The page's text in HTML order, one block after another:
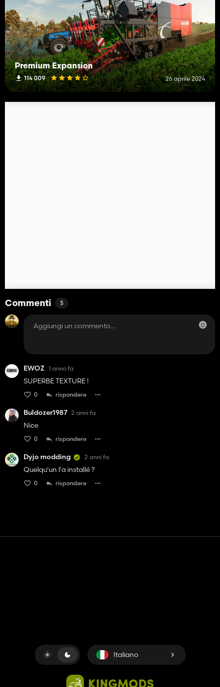
Premium Expansion
114 009 26 aprile 2024
Commenti 3
EWOZ 1 anno fa
SUPERBE TEXTURE !
0 rispondere
Buldozer1987 2 anni fa
Nice
0 rispondere
Dyjo modding 2 anni fa
Quelqu'un l'a installé ?
0 rispondere
Italiano